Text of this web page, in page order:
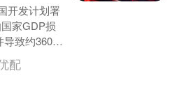
开发计划署
家GDP损
导致约360万
入贫困。报
配